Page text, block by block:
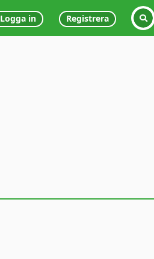
Logga in Registrera